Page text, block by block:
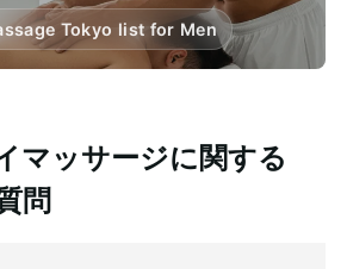
Tokyo list for Men
マッサージに関する
問